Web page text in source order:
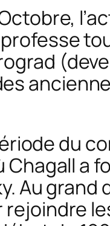
professe
du
a
Au